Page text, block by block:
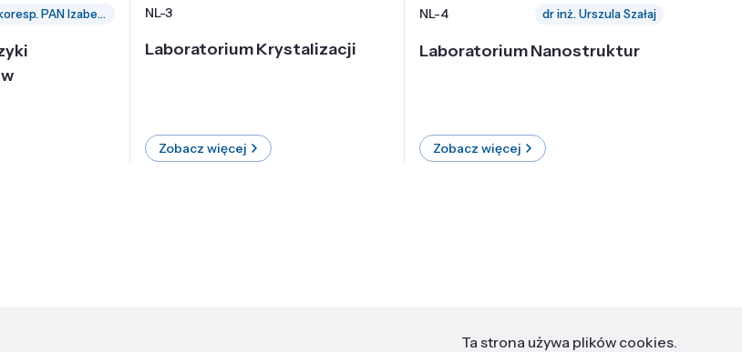
prof. dr hab., czł. koresp. PAN Izabella Grzegory NL-3
Laboratorium Krystalizacji
Zobacz więcej
NL-4 dr inż. Urszula Szałaj
Laboratorium Nanostruktur
Zobacz więcej
Ta strona używa plików cookies.